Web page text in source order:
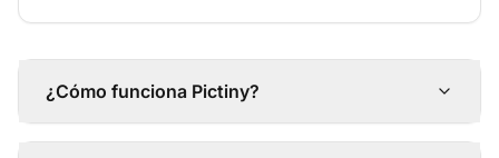
¿Cómo funciona Pictiny?